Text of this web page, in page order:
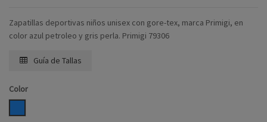
Zapatillas deportivas niños unisex con gore-tex, marca Primigi, en
color azul petroleo y gris perla. Primigi 79306
Guía de Tallas
Color